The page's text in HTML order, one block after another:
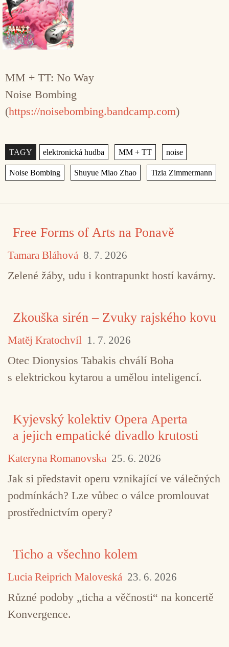
MM + TT: No Way
Noise Bombing
(https://noisebombing.bandcamp.com)
TAGY
Štítky
elektronická hudba MM + TT
Noise Bombing
Free Forms of Arts na Ponavě
Tamara Bláhová 8. 7. 2026
Zelené žáby, udu i kontrapunkt hostí kavárny.
Zkouška sirén – Zvuky rajského kovu
Matěj Kratochvíl 1. 7. 2026
Otec Dionysios Tabakis chválí Boha
s elektrickou kytarou a umělou inteligencí.
Kyjevský kolektiv Opera Aperta
a jejich empatické divadlo krutosti
Kateryna Romanovska 25. 6. 2026
Jak si představit operu vznikající ve válečných
podmínkách? Lze vůbec o válce promlouvat
prostřednictvím opery?
Ticho a všechno kolem
Lucia Reiprich Maloveská 23. 6. 2026
Různé podoby „ticha a věčnosti“ na koncertě
Konvergence.